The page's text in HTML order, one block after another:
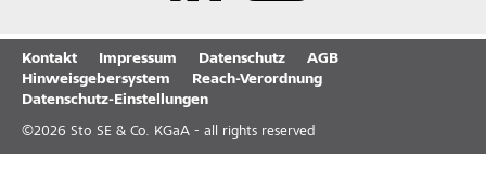
Kontakt Impressum Datenschutz
AGB
Hinweisgebersystem
Reach-Verordnung
Datenschutz-Einstellungen
©2026 Sto SE & Co. KGaA - all rights reserved